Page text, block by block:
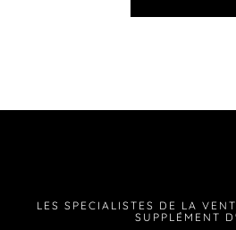
LES SPECIALISTES DE LA
SUPPLÉMENT